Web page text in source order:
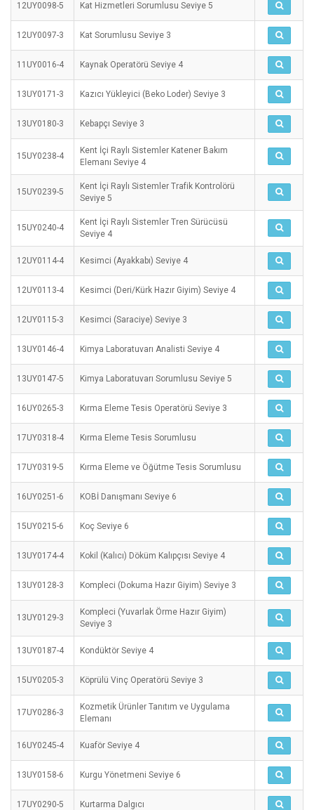
12UY0098-5 Kat Hizmetleri Sorumlusu Seviye 5
12UY0097-3 Kat Sorumlusu Seviye 3
11UY0016-4 Kaynak Operatörü Seviye 4
13UY0171-3 Kazıcı Yükleyici (Beko Loder) Seviye 3
13UY0180-3 Kebapçı Seviye 3
15UY0238-4
Kent İçi Raylı Sistemler Katener Bakım
Elemanı Seviye 4
15UY0239-5
Kent İçi Raylı Sistemler Trafik Kontrolörü
Seviye 5
15UY0240-4
Kent İçi Raylı Sistemler Tren Sürücüsü
Seviye 4
12UY0114-4 Kesimci (Ayakkabı) Seviye 4
12UY0113-4 Kesimci (Deri/Kürk Hazır Giyim) Seviye 4
12UY0115-3 Kesimci (Saraciye) Seviye 3
13UY0146-4 Kimya Laboratuvarı Analisti Seviye 4
13UY0147-5 Kimya Laboratuvarı Sorumlusu Seviye 5
16UY0265-3 Kırma Eleme Tesis Operatörü Seviye 3
17UY0318-4 Kırma Eleme Tesis Sorumlusu
17UY0319-5 Kırma Eleme ve Öğütme Tesis Sorumlusu
16UY0251-6 KOBİ Danışmanı Seviye 6
15UY0215-6 Koç Seviye 6
13UY0174-4 Kokil (Kalıcı) Döküm Kalıpçısı Seviye 4
13UY0128-3 Kompleci (Dokuma Hazır Giyim) Seviye 3
13UY0129-3
Kompleci (Yuvarlak Örme Hazır Giyim)
Seviye 3
13UY0187-4 Kondüktör Seviye 4
15UY0205-3 Köprülü Vinç Operatörü Seviye 3
17UY0286-3
Kozmetik Ürünler Tanıtım ve Uygulama
Elemanı
16UY0245-4 Kuaför Seviye 4
13UY0158-6 Kurgu Yönetmeni Seviye 6
17UY0290-5 Kurtarma Dalgıcı